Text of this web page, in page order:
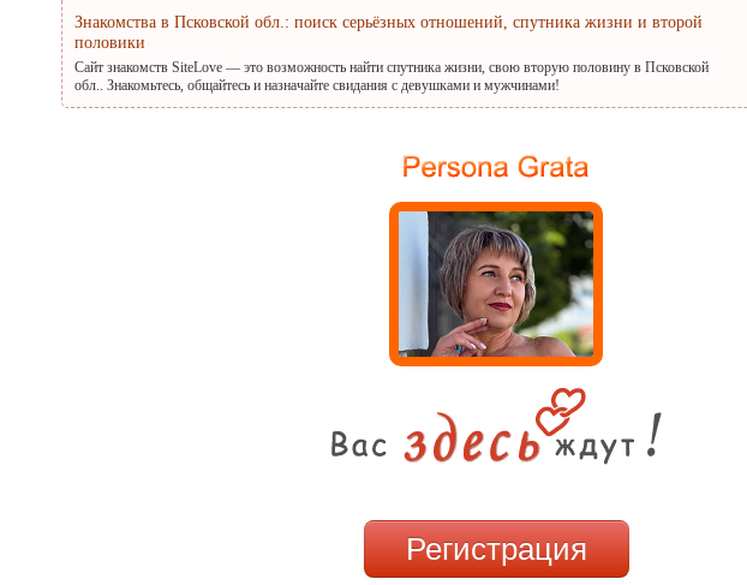
Знакомства в Псковской обл.: поиск серьёзных отношений, спутника жизни и второй
половики
Сайт знакомств SiteLove — это возможность найти спутника жизни, свою вторую половину в Псковской
обл.. Знакомьтесь, общайтесь и назначайте свидания с девушками и мужчинами!
Регистрация